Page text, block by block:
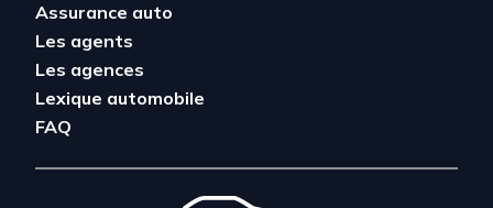
Assurance auto
Les agents
Les agences
Lexique automobile
FAQ